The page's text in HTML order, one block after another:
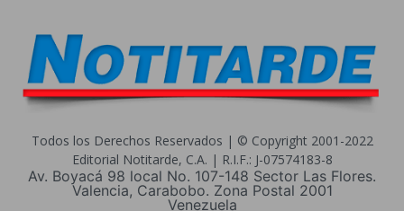
Todos los Derechos Reservados | © Copyright 2001-2022
Editorial Notitarde, C.A. | R.I.F.: J-07574183-8
Av. Boyacá 98 local No. 107-148 Sector Las Flores.
Valencia, Carabobo. Zona Postal 2001
Venezuela